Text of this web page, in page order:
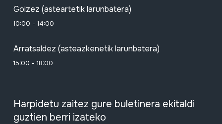
Goizez (asteartetik larunbatera)
10:00 - 14:00
Arratsaldez (asteazkenetik larunbatera)
15:00 - 18:00
Harpidetu zaitez gure buletinera ekitaldi
guztien berri izateko